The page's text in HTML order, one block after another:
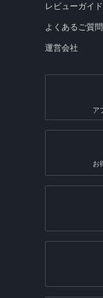
レビューガイ
よくあるご質問
運営会社
ア
お